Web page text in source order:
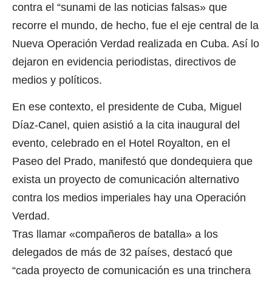
contra el “sunami de las noticias falsas» que
recorre el mundo, de hecho, fue el eje central de la
Nueva Operación Verdad realizada en Cuba. Así lo
dejaron en evidencia periodistas, directivos de
medios y políticos.
En ese contexto, el presidente de Cuba, Miguel
Díaz-Canel, quien asistió a la cita inaugural del
evento, celebrado en el Hotel Royalton, en el
Paseo del Prado, manifestó que dondequiera que
exista un proyecto de comunicación alternativo
contra los medios imperiales hay una Operación
Verdad.
Tras llamar «compañeros de batalla» a los
delegados de más de 32 países, destacó que
“cada proyecto de comunicación es una trinchera